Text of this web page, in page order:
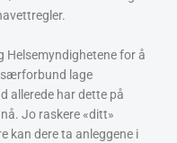
Helsemyndighetene for å
lage
allerede har dette på
Jo raskere «ditt»
kan dere ta anleggene i